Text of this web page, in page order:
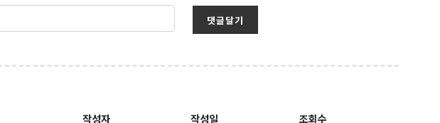
댓글달기
작성자 작성일 조회수